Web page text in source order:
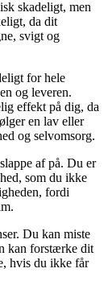
skadeligt, men
da dit
svigt og
for hele
og leveren.
effekt på dig, da
en lav eller
og selvomsorg.
af på. Du er
som du ikke
fordi
Du kan miste
kan forstærke dit
hvis du ikke får